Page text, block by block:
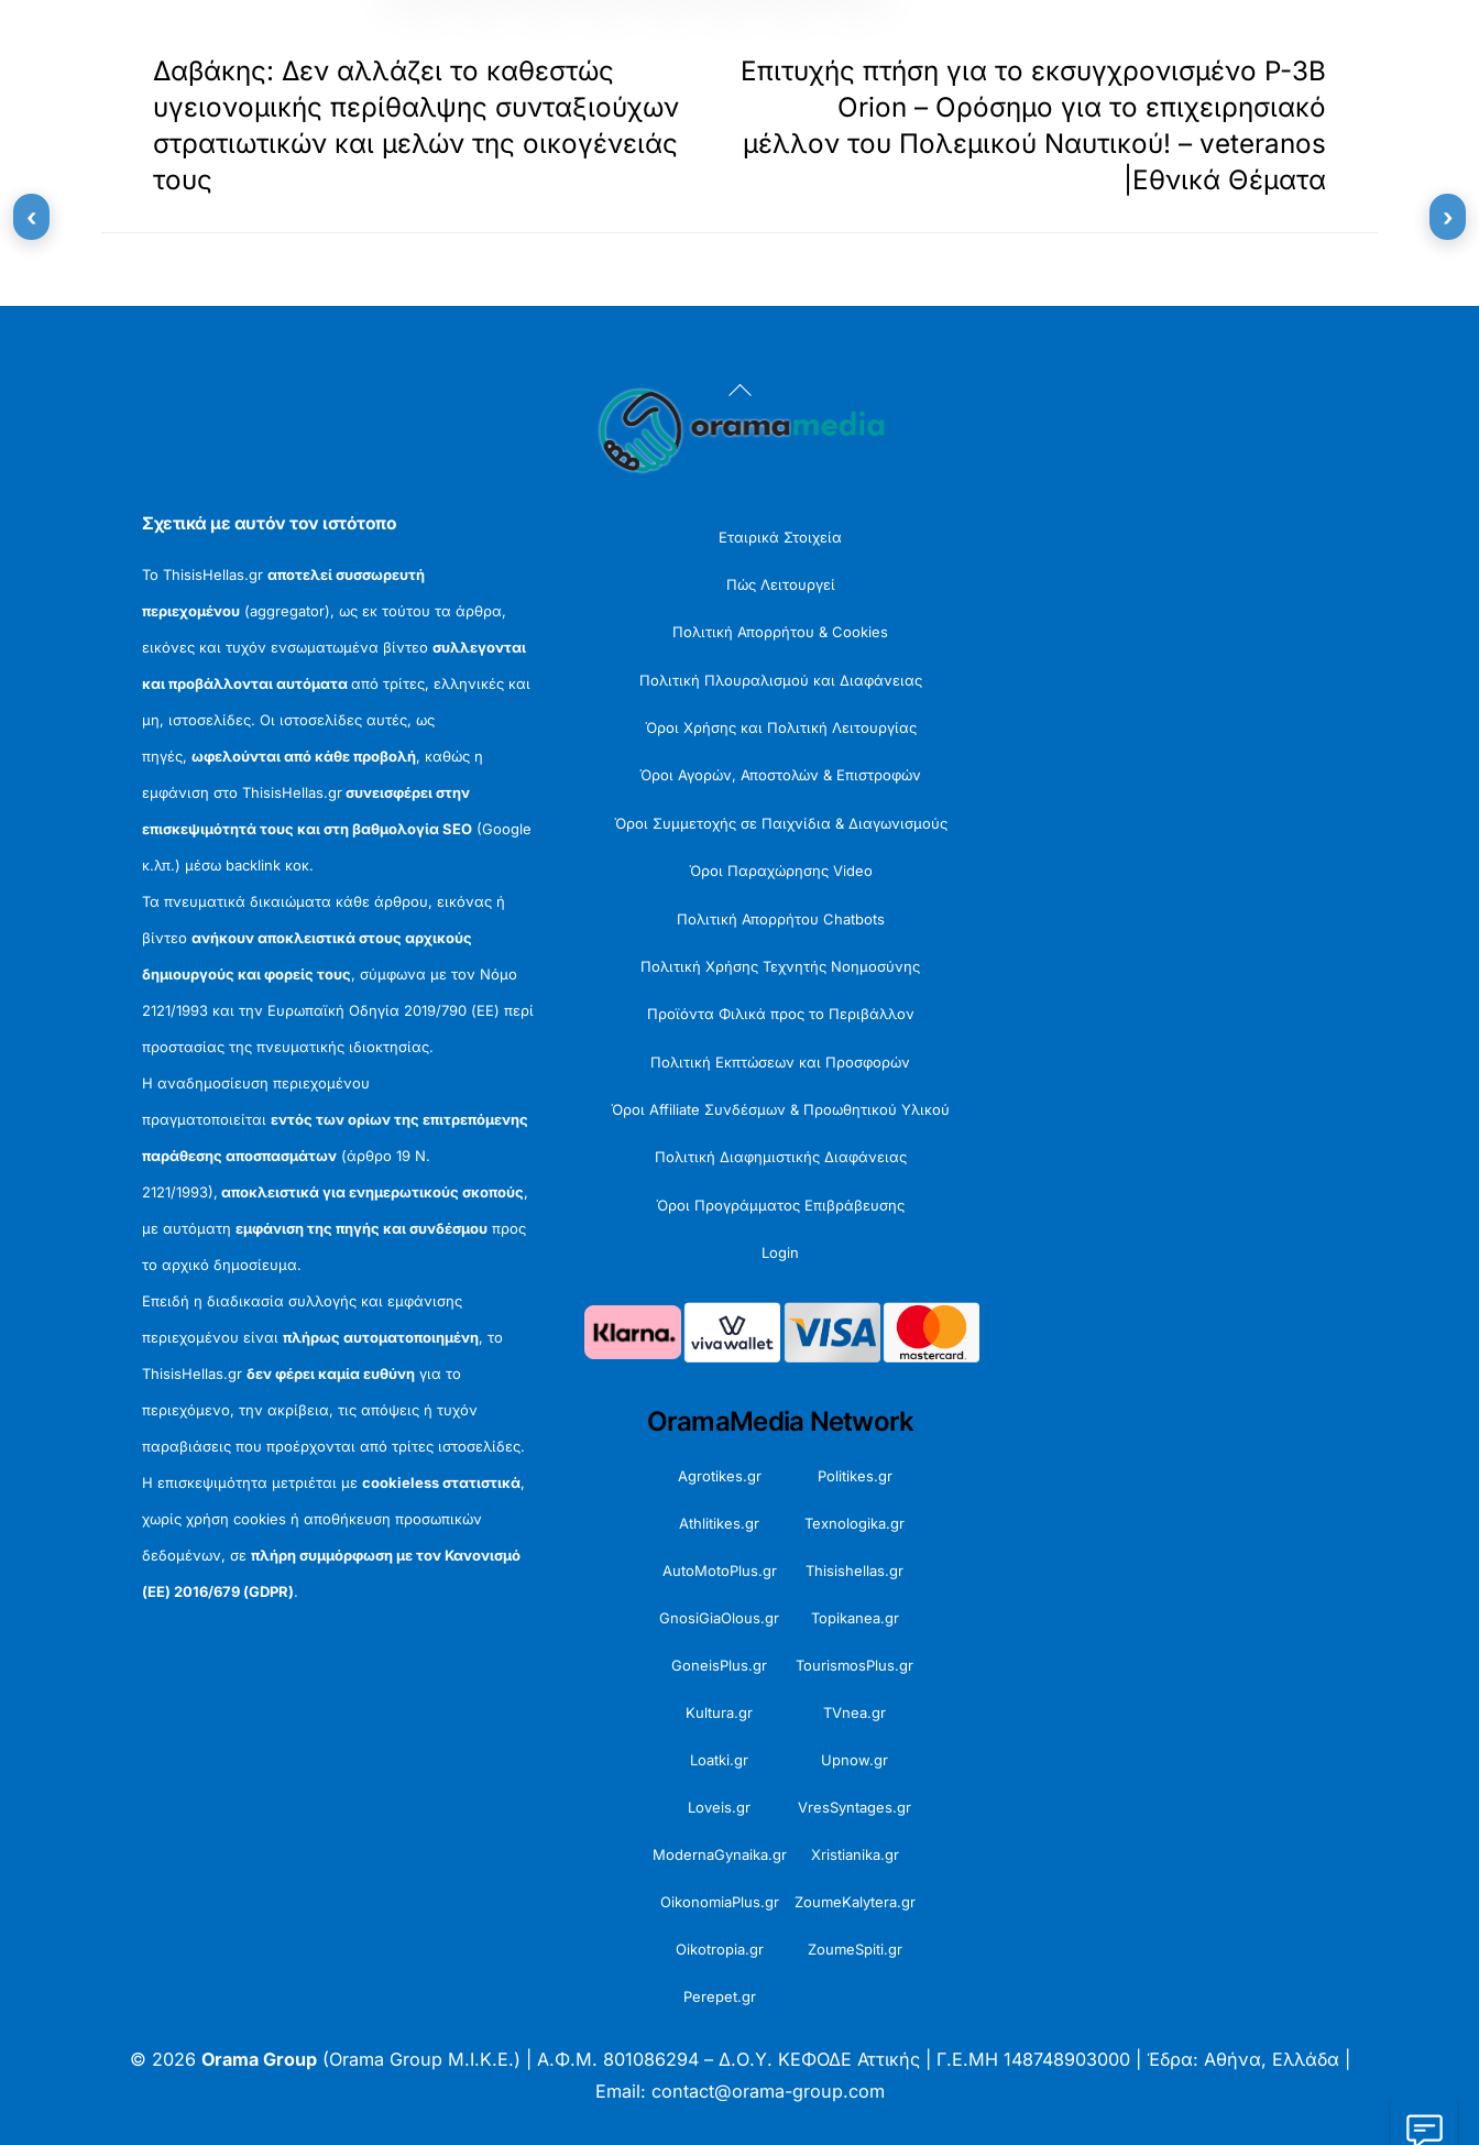
Δαβάκης: Δεν αλλάζει το καθεστώς
υγειονομικής περίθαλψης συνταξιούχων
στρατιωτικών και μελών της οικογένειάς
τους
Επιτυχής πτήση για το εκσυγχρονισμένο P-3B
Orion – Ορόσημο για το επιχειρησιακό
μέλλον του Πολεμικού Ναυτικού! – veteranos
|Εθνικά Θέματα
Back
To
Σχετικά με αυτόν τον ιστότοπο
Το ThisisHellas.grαποτελεί συσσωρευτή
περιεχομένου (aggregator), ως εκ τούτου τα άρθρα,
εικόνες και τυχόν ενσωματωμένα βίντεοσυλλεγονται
και προβάλλονται αυτόματααπό τρίτες, ελληνικές και
μη, ιστοσελίδες. Οι ιστοσελίδες αυτές, ως
πηγές,ωφελούνται από κάθε προβολή, καθώς η
εμφάνιση στο ThisisHellas.grσυνεισφέρει στην
επισκεψιμότητά τους και στη βαθμολογία SEO (Google
κ.λπ.) μέσω backlink κοκ.
Τα πνευματικά δικαιώματα κάθε άρθρου, εικόνας ή
βίντεοανήκουν αποκλειστικά στους αρχικούς
δημιουργούς και φορείς τους, σύμφωνα με τον Νόμο
2121/1993 και την Ευρωπαϊκή Οδηγία 2019/790 (ΕΕ) περί
προστασίας της πνευματικής ιδιοκτησίας.
Η αναδημοσίευση περιεχομένου
πραγματοποιείταιεντός των ορίων της επιτρεπόμενης
παράθεσης αποσπασμάτων (άρθρο 19 Ν.
2121/1993), αποκλειστικά για ενημερωτικούς σκοπούς,
με αυτόματηεμφάνιση της πηγής και συνδέσμου προς
το αρχικό δημοσίευμα.
Επειδή η διαδικασία συλλογής και εμφάνισης
περιεχομένου είναιπλήρως αυτοματοποιημένη, το
ThisisHellas.grδεν φέρει καμία ευθύνη για το
περιεχόμενο, την ακρίβεια, τις απόψεις ή τυχόν
παραβιάσεις που προέρχονται από τρίτες ιστοσελίδες.
Η επισκεψιμότητα μετριέται μεcookieless στατιστικά,
χωρίς χρήση cookies ή αποθήκευση προσωπικών
δεδομένων, σεπλήρη συμμόρφωση με τον Κανονισμό
(ΕΕ) 2016/679 (GDPR).
Εταιρικά Στοιχεία
Πώς Λειτουργεί
Πολιτική Απορρήτου & Cookies
Πολιτική Πλουραλισμού και Διαφάνειας
Όροι Χρήσης και Πολιτική Λειτουργίας
Όροι Αγορών, Αποστολών & Επιστροφών
Όροι Συμμετοχής σε Παιχνίδια & Διαγωνισμούς
Όροι Παραχώρησης Video
Πολιτική Απορρήτου Chatbots
Πολιτική Χρήσης Τεχνητής Νοημοσύνης
Προϊόντα Φιλικά προς το Περιβάλλον
Πολιτική Εκπτώσεων και Προσφορών
Όροι Affiliate Συνδέσμων & Προωθητικού Υλικού
Πολιτική Διαφημιστικής Διαφάνειας
Όροι Προγράμματος Επιβράβευσης
Login
OramaMedia Network
Agrotikes.gr Politikes.gr
Athlitikes.gr Texnologika.gr
AutoMotoPlus.gr Thisishellas.gr
GnosiGiaOlous.gr Topikanea.gr
GoneisPlus.gr TourismosPlus.gr
Kultura.gr TVnea.gr
Loatki.gr Upnow.gr
Loveis.gr VresSyntages.gr
ModernaGynaika.gr Xristianika.gr
OikonomiaPlus.gr ZoumeKalytera.gr
Oikotropia.gr ZoumeSpiti.gr
Perepet.gr
© 2026 Orama Group(Orama Group Μ.Ι.Κ.Ε.) | Α.Φ.Μ. 801086294 – Δ.Ο.Υ. ΚΕΦΟΔΕ Αττικής | Γ.Ε.ΜΗ 148748903000 | Έδρα: Αθήνα, Ελλάδα |
Email: contact@orama-group.com
‹ ›